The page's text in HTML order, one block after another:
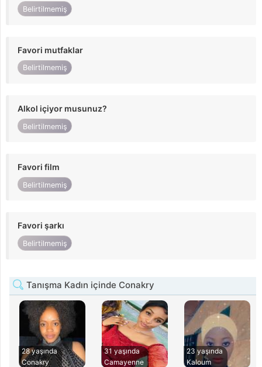
Belirtilmemiş
Favori mutfaklar
Belirtilmemiş
Alkol içiyor musunuz?
Belirtilmemiş
Favori film
Belirtilmemiş
Favori şarkı
Belirtilmemiş
Tanışma Kadın içinde Conakry
28 yaşında
Conakry
31 yaşında
Camayenne
23 yaşında
Kaloum